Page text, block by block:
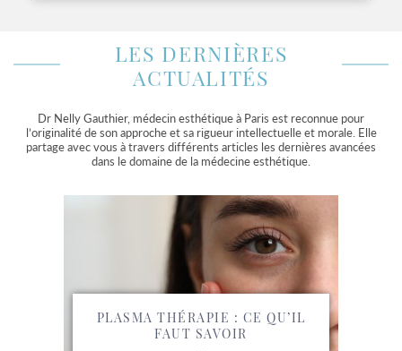
LES DERNIÈRES
ACTUALITÉS
Dr Nelly Gauthier, médecin esthétique à Paris est reconnue pour
l’originalité de son approche et sa rigueur intellectuelle et morale. Elle
partage avec vous à travers différents articles les dernières avancées
dans le domaine de la médecine esthétique.
PLASMA THÉRAPIE : CE QU’IL
FAUT SAVOIR